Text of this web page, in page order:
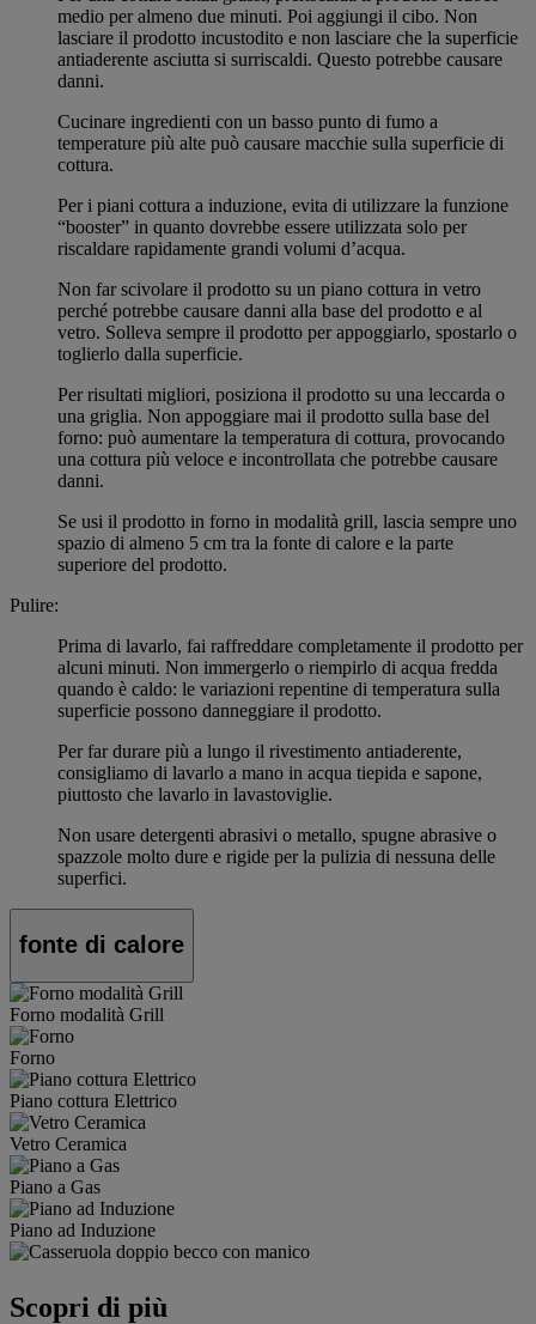
medio per almeno due minuti. Poi aggiungi il cibo. Non
lasciare il prodotto incustodito e non lasciare che la superficie
antiaderente asciutta si surriscaldi. Questo potrebbe causare
danni.
Cucinare ingredienti con un basso punto di fumo a
temperature più alte può causare macchie sulla superficie di
cottura.
Per i piani cottura a induzione, evita di utilizzare la funzione
“booster” in quanto dovrebbe essere utilizzata solo per
riscaldare rapidamente grandi volumi d’acqua.
Non far scivolare il prodotto su un piano cottura in vetro
perché potrebbe causare danni alla base del prodotto e al
vetro. Solleva sempre il prodotto per appoggiarlo, spostarlo o
toglierlo dalla superficie.
Per risultati migliori, posiziona il prodotto su una leccarda o
una griglia. Non appoggiare mai il prodotto sulla base del
forno: può aumentare la temperatura di cottura, provocando
una cottura più veloce e incontrollata che potrebbe causare
danni.
Se usi il prodotto in forno in modalità grill, lascia sempre uno
spazio di almeno 5 cm tra la fonte di calore e la parte
superiore del prodotto.
Pulire:
Prima di lavarlo, fai raffreddare completamente il prodotto per
alcuni minuti. Non immergerlo o riempirlo di acqua fredda
quando è caldo: le variazioni repentine di temperatura sulla
superficie possono danneggiare il prodotto.
Per far durare più a lungo il rivestimento antiaderente,
consigliamo di lavarlo a mano in acqua tiepida e sapone,
piuttosto che lavarlo in lavastoviglie.
Non usare detergenti abrasivi o metallo, spugne abrasive o
spazzole molto dure e rigide per la pulizia di nessuna delle
superfici.
fonte di calore
Forno modalità Grill
Forno
Piano cottura Elettrico
Vetro Ceramica
Piano a Gas
Piano ad Induzione
Scopri di più